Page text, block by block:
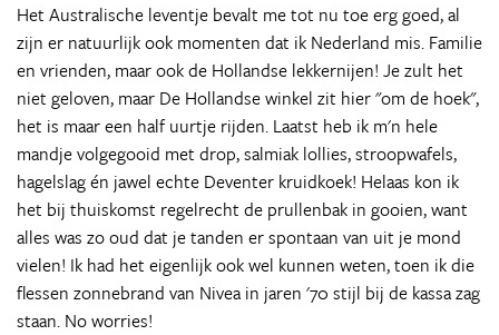
Het Australische leventje bevalt me tot nu toe erg goed, al
zijn er natuurlijk ook momenten dat ik Nederland mis. Familie
en vrienden, maar ook de Hollandse lekkernijen! Je zult het
niet geloven, maar De Hollandse winkel zit hier "om de hoek",
het is maar een half uurtje rijden. Laatst heb ik m'n hele
mandje volgegooid met drop, salmiak lollies, stroopwafels,
hagelslag én jawel echte Deventer kruidkoek! Helaas kon ik
het bij thuiskomst regelrecht de prullenbak in gooien, want
alles was zo oud dat je tanden er spontaan van uit je mond
vielen! Ik had het eigenlijk ook wel kunnen weten, toen ik die
flessen zonnebrand van Nivea in jaren '70 stijl bij de kassa zag
staan. No worries!